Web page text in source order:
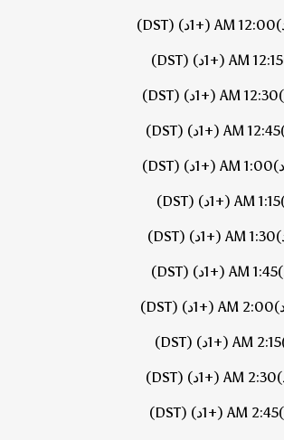
12:00 AM (+1د)
(DST)
12:15 AM (+1د)
(DST)
12:30 AM (+1د)
(DST)
12:45 AM (+1د)
(DST)
1:00 AM (+1د)
(DST)
1:15 AM (+1د)
(DST)
1:30 AM (+1د)
(DST)
1:45 AM (+1د)
(DST)
2:00 AM (+1د)
(DST)
2:15 AM (+1د)
(DST)
2:30 AM (+1د)
(DST)
2:45 AM (+1د)
(DST)